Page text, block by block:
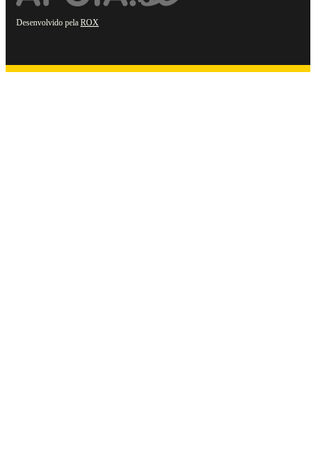
Desenvolvido pela ROX